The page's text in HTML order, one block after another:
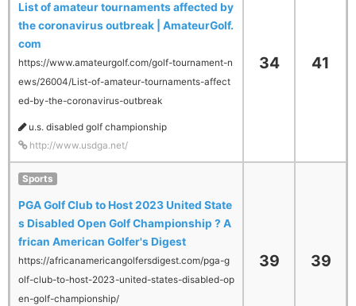
List of amateur tournaments affected by
the coronavirus outbreak | AmateurGolf.
com
https://www.amateurgolf.com/golf-tournament-n
ews/26004/List-of-amateur-tournaments-affect
ed-by-the-coronavirus-outbreak
u.s. disabled golf championship
http://www.usdga.net/
34 41
Sports
PGA Golf Club to Host 2023 United State
s Disabled Open Golf Championship ? A
frican American Golfer's Digest
https://africanamericangolfersdigest.com/pga-g
olf-club-to-host-2023-united-states-disabled-op
en-golf-championship/
39 39